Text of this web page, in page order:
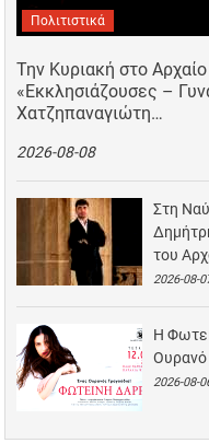
Πολιτιστικά
Την Κυριακή στο
«Εκκλησιάζουσες –
Χατζηπαναγιώτη…
2026-08-08
Στη
του
2026-08-
Η
Ουρανό
2026-08-